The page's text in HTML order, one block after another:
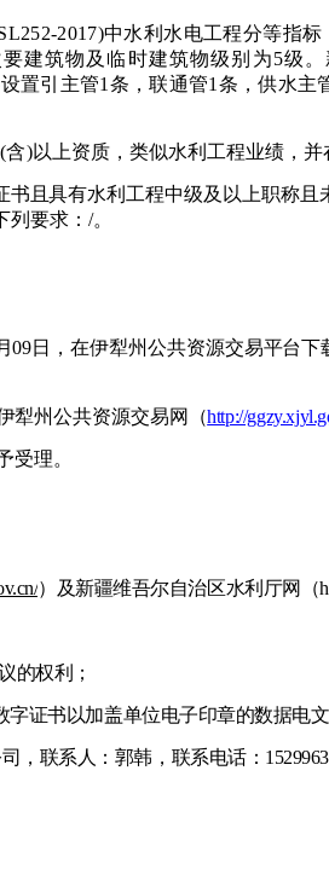
2017)中水利水电工程分等指
建筑物及临时建筑物级别为5级
置引主管1条，联通管1条，供水主
)以上资质，类似水利工程业绩，
且具有水利工程中级及以上职称且
列要求：/。
09日，在伊犁州公共资源交易平台下
犁州公共资源交易网（http://
受理。
）及新疆维吾尔自治区水利厅网（
的权利；
证书以加盖单位电子印章的数据电
，联系人：郭韩，联系电话：